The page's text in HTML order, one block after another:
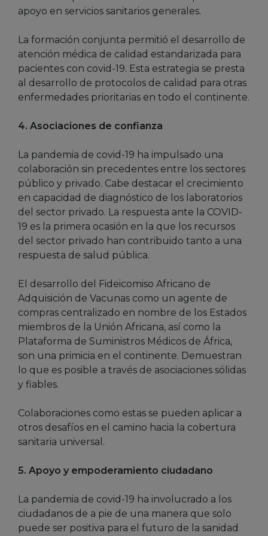
apoyo en servicios sanitarios generales.
La formación conjunta permitió el desarrollo de
atención médica de calidad estandarizada para
pacientes con covid-19. Esta estrategia se presta
al desarrollo de protocolos de calidad para otras
enfermedades prioritarias en todo el continente.
4. Asociaciones de confianza
La pandemia de covid-19 ha impulsado una
colaboración sin precedentes entre los sectores
público y privado. Cabe destacar el crecimiento
en capacidad de diagnóstico de los laboratorios
del sector privado. La respuesta ante la COVID-
19 es la primera ocasión en la que los recursos
del sector privado han contribuido tanto a una
respuesta de salud pública.
El desarrollo del Fideicomiso Africano de
Adquisición de Vacunas como un agente de
compras centralizado en nombre de los Estados
miembros de la Unión Africana, así como la
Plataforma de Suministros Médicos de África,
son una primicia en el continente. Demuestran
lo que es posible a través de asociaciones sólidas
y fiables.
Colaboraciones como estas se pueden aplicar a
otros desafíos en el camino hacia la cobertura
sanitaria universal.
5. Apoyo y empoderamiento ciudadano
La pandemia de covid-19 ha involucrado a los
ciudadanos de a pie de una manera que solo
puede ser positiva para el futuro de la sanidad